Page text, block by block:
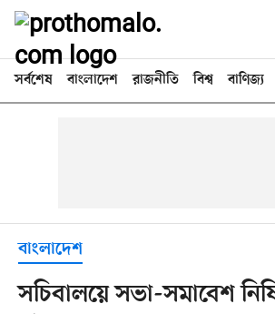
সর্বশেষ বাংলাদেশ রাজনীতি বিশ্ব বাণিজ্য
বাংলাদেশ
সচিবালয়ে সভা-সমাবেশ